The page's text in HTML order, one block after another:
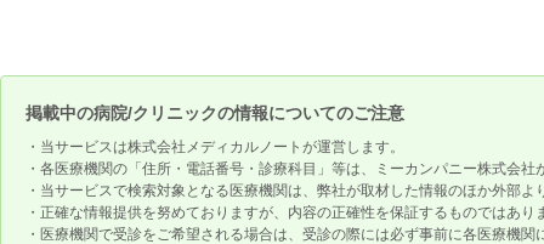
掲載中の病院/クリニックの情報についてのご注意
・当サービスは株式会社メディカルノートが運営します。
・各医療機関の「住所・電話番号・診療科目」等は、ミーカンパニー株式会
・当サービスで検索対象となる医療機関は、弊社が取材した情報のほか外部
・正確な情報提供を努めておりますが、内容の正確性を保証するものではあり
・医療機関で受診をご希望される場合は、受診の際には必ず事前に各医療機